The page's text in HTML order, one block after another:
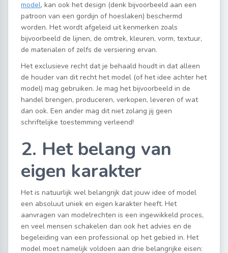
model, kan ook het design (denk bijvoorbeeld aan een
patroon van een gordijn of hoeslaken) beschermd
worden. Het wordt afgeleid uit kenmerken zoals
bijvoorbeeld de lijnen, de omtrek, kleuren, vorm, textuur,
de materialen of zelfs de versiering ervan.
Het exclusieve recht dat je behaald houdt in dat alleen
de houder van dit recht het model (of het idee achter het
model) mag gebruiken. Je mag het bijvoorbeeld in de
handel brengen, produceren, verkopen, leveren of wat
dan ook. Een ander mag dit niet zolang jij geen
schriftelijke toestemming verleend!
2. Het belang van
eigen karakter
Het is natuurlijk wel belangrijk dat jouw idee of model
een absoluut uniek en eigen karakter heeft. Het
aanvragen van modelrechten is een ingewikkeld proces,
en veel mensen schakelen dan ook het advies en de
begeleiding van een professional op het gebied in. Het
model moet namelijk voldoen aan drie belangrijke eisen: